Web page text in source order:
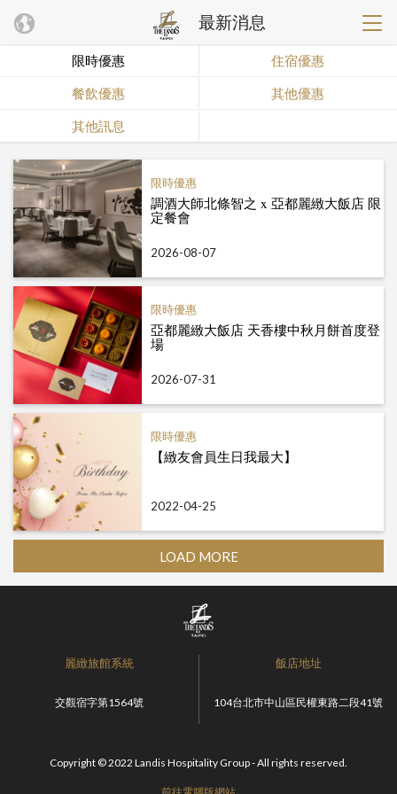
最新消息
限時優惠 住宿優惠
餐飲優惠 其他優惠
其他訊息
限時優惠
調酒大師北條智之 x 亞都麗緻大飯店 限
定餐會
2026-08-07
限時優惠
亞都麗緻大飯店 天香樓中秋月餅首度登
場
2026-07-31
限時優惠
【緻友會員生日我最大】
2022-04-25
LOAD MORE
麗緻旅館系統
交觀宿字第1564號
飯店地址
104台北市中山區民權東路二段41號
Copyright © 2022 Landis Hospitality Group - All rights reserved.